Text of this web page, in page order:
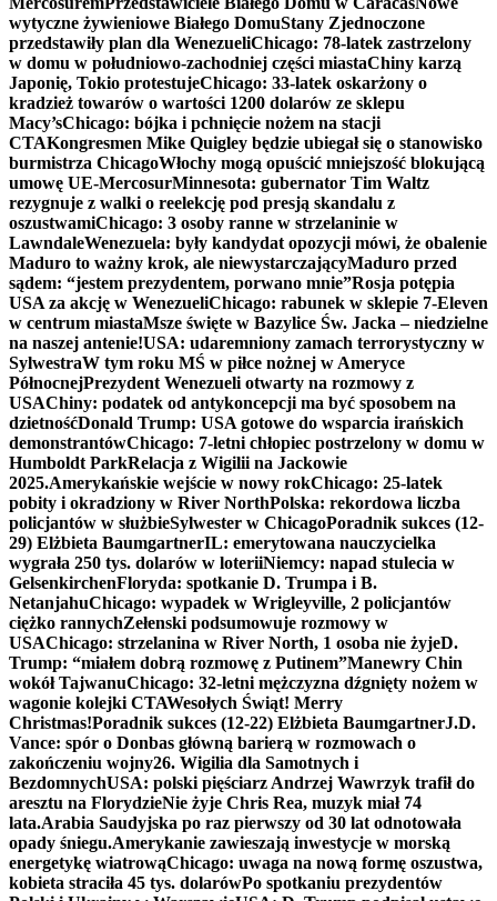
wytyczne żywieniowe Białego DomuStany Zjednoczone
przedstawiły plan dla WenezueliChicago: 78-latek zastrzelony
w domu w południowo-zachodniej części miastaChiny karzą
Japonię, Tokio protestujeChicago: 33-latek oskarżony o
kradzież towarów o wartości 1200 dolarów ze sklepu
Macy’sChicago: bójka i pchnięcie nożem na stacji
CTAKongresmen Mike Quigley będzie ubiegał się o stanowisko
burmistrza ChicagoWłochy mogą opuścić mniejszość blokującą
umowę UE-MercosurMinnesota: gubernator Tim Waltz
rezygnuje z walki o reelekcję pod presją skandalu z
oszustwamiChicago: 3 osoby ranne w strzelaninie w
LawndaleWenezuela: były kandydat opozycji mówi, że obalenie
Maduro to ważny krok, ale niewystarczającyMaduro przed
sądem: “jestem prezydentem, porwano mnie”Rosja potępia
USA za akcję w WenezueliChicago: rabunek w sklepie 7-Eleven
w centrum miastaMsze święte w Bazylice Św. Jacka – niedzielne
na naszej antenie!USA: udaremniony zamach terrorystyczny w
SylwestraW tym roku MŚ w piłce nożnej w Ameryce
PółnocnejPrezydent Wenezueli otwarty na rozmowy z
USAChiny: podatek od antykoncepcji ma być sposobem na
dzietnośćDonald Trump: USA gotowe do wsparcia irańskich
demonstrantówChicago: 7-letni chłopiec postrzelony w domu w
Humboldt ParkRelacja z Wigilii na Jackowie
2025.Amerykańskie wejście w nowy rokChicago: 25-latek
pobity i okradziony w River NorthPolska: rekordowa liczba
policjantów w służbieSylwester w ChicagoPoradnik sukces (12-
29) Elżbieta BaumgartnerIL: emerytowana nauczycielka
wygrała 250 tys. dolarów w loteriiNiemcy: napad stulecia w
GelsenkirchenFloryda: spotkanie D. Trumpa i B.
NetanjahuChicago: wypadek w Wrigleyville, 2 policjantów
ciężko rannychZełenski podsumowuje rozmowy w
USAChicago: strzelanina w River North, 1 osoba nie żyjeD.
Trump: “miałem dobrą rozmowę z Putinem”Manewry Chin
wokół TajwanuChicago: 32-letni mężczyzna dźgnięty nożem w
wagonie kolejki CTAWesołych Świąt! Merry
Christmas!Poradnik sukces (12-22) Elżbieta BaumgartnerJ.D.
Vance: spór o Donbas główną barierą w rozmowach o
zakończeniu wojny26. Wigilia dla Samotnych i
BezdomnychUSA: polski pięściarz Andrzej Wawrzyk trafił do
aresztu na FlorydzieNie żyje Chris Rea, muzyk miał 74
lata.Arabia Saudyjska po raz pierwszy od 30 lat odnotowała
opady śniegu.Amerykanie zawieszają inwestycje w morską
energetykę wiatrowąChicago: uwaga na nową formę oszustwa,
kobieta straciła 45 tys. dolarówPo spotkaniu prezydentów